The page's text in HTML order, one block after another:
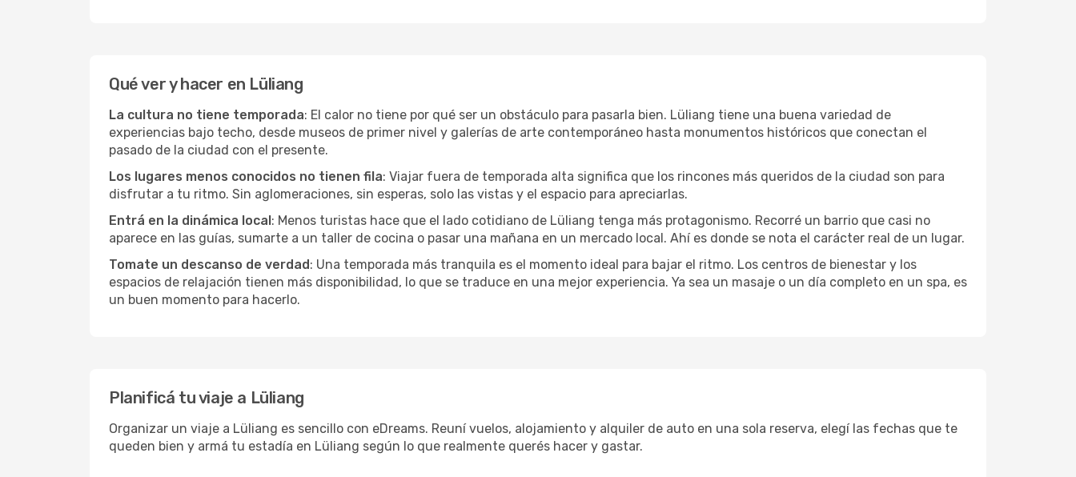
Qué ver y hacer en Lüliang
La cultura no tiene temporada: El calor no tiene por qué ser un obstáculo para pasarla bien. Lüliang tiene una buena variedad de
experiencias bajo techo, desde museos de primer nivel y galerías de arte contemporáneo hasta monumentos históricos que conectan el
pasado de la ciudad con el presente.
Los lugares menos conocidos no tienen fila: Viajar fuera de temporada alta significa que los rincones más queridos de la ciudad son para
disfrutar a tu ritmo. Sin aglomeraciones, sin esperas, solo las vistas y el espacio para apreciarlas.
Entrá en la dinámica local: Menos turistas hace que el lado cotidiano de Lüliang tenga más protagonismo. Recorré un barrio que casi no
aparece en las guías, sumarte a un taller de cocina o pasar una mañana en un mercado local. Ahí es donde se nota el carácter real de un lugar.
Tomate un descanso de verdad: Una temporada más tranquila es el momento ideal para bajar el ritmo. Los centros de bienestar y los
espacios de relajación tienen más disponibilidad, lo que se traduce en una mejor experiencia. Ya sea un masaje o un día completo en un spa, es
un buen momento para hacerlo.
Planificá tu viaje a Lüliang
Organizar un viaje a Lüliang es sencillo con eDreams. Reuní vuelos, alojamiento y alquiler de auto en una sola reserva, elegí las fechas que te
queden bien y armá tu estadía en Lüliang según lo que realmente querés hacer y gastar.